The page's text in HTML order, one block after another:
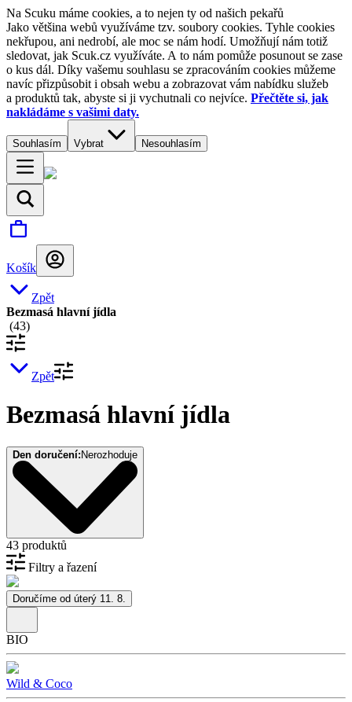
Na Scuku máme cookies, a to nejen ty od našich pekařů
Jako většina webů využíváme tzv. soubory cookies. Tyhle cookies
nekřupou, ani nedrobí, ale moc se nám hodí. Umožňují nám totiž
sledovat, jak Scuk.cz využíváte. A to nám pomůže posunout se zase
o kus dál. Díky vašemu souhlasu se zpracováním cookies můžeme
navíc přizpůsobit i obsah webu a zobrazovat vám nabídku služeb
a produktů tak, abyste si ji vychutnali co nejvíce. Přečtěte si, jak
nakládáme s vašimi daty.
Souhlasím Vybrat Nesouhlasím
Košík
Zpět
Bezmasá hlavní jídla
(43)
Zpět
Bezmasá hlavní jídla
Den doručení: Nerozhoduje
43 produktů
Filtry a řazení
Doručíme od úterý 11. 8.
BIO
Wild & Coco